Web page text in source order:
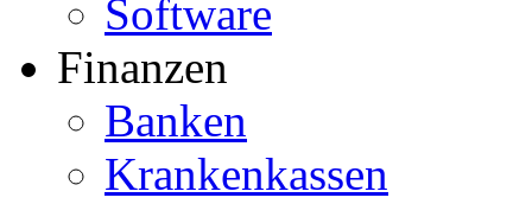
Software
Finanzen
Banken
Krankenkassen